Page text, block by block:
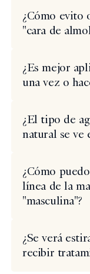
¿Cómo evito
"cara de
¿Es mejor
una vez o
¿El tipo de
natural se ve
¿Cómo
línea de la
"masculina"?
¿Se verá
recibir